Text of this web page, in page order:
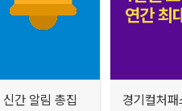
간 알림 총집
경기컬처